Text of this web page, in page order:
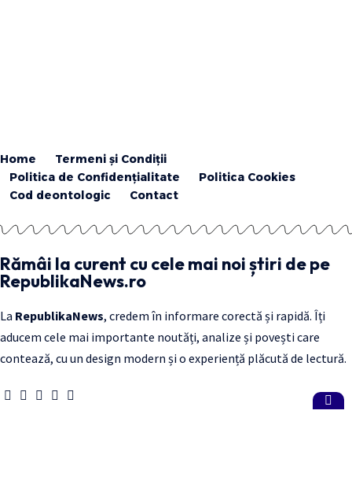
Home
Termeni și Condiții
Politica de Confidențialitate
Politica Cookies
Cod deontologic
Contact
Rămâi la curent cu cele mai noi știri de pe
RepublikaNews.ro
La RepublikaNews, credem în informare corectă și rapidă. Îți
aducem cele mai importante noutăți, analize și povești care
contează, cu un design modern și o experiență plăcută de lectură.